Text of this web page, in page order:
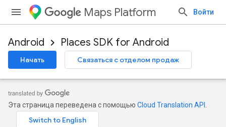
Maps Platform Войти
Android Places SDK for Android
Начать Связаться с отделом продаж
Эта страница переведена с помощью Cloud Translation API